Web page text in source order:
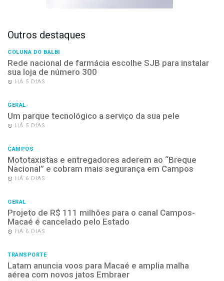
Outros destaques
COLUNA DO BALBI
Rede nacional de farmácia escolhe SJB para instalar
sua loja de número 300
HÁ 5 DIAS
GERAL
Um parque tecnológico a serviço da sua pele
HÁ 5 DIAS
CAMPOS
Mototaxistas e entregadores aderem ao “Breque
Nacional” e cobram mais segurança em Campos
HÁ 6 DIAS
GERAL
Projeto de R$ 111 milhões para o canal Campos-
Macaé é cancelado pelo Estado
HÁ 6 DIAS
TRANSPORTE
Latam anuncia voos para Macaé e amplia malha
aérea com novos jatos Embraer